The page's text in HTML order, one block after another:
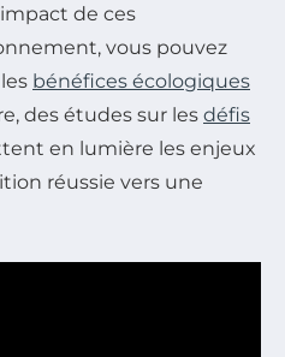
de ces
vous pouvez
bénéfices écologiques
des études sur les défis
en lumière les enjeux
réussie vers une